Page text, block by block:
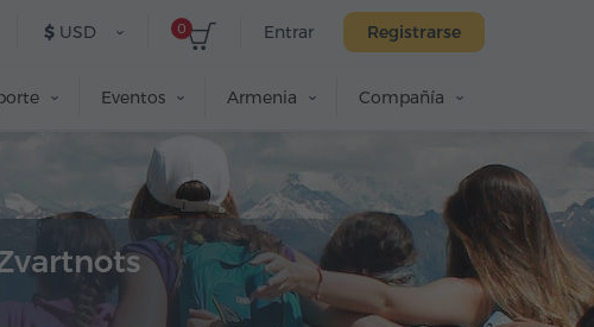
Entrar Registrarse
0
$ USD
Eventos Armenia Compañía